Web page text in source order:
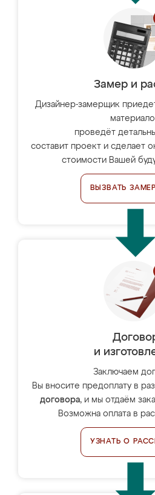
Замер и
Дизайнер-замерщик
проведёт
составит проект и сделает
стоимости Вашей
ВЫЗВАТЬ
и
Заключаем
Вы вносите предоплату в
договора, и мы отдаём
Возможна оплата в
УЗНАТЬ О